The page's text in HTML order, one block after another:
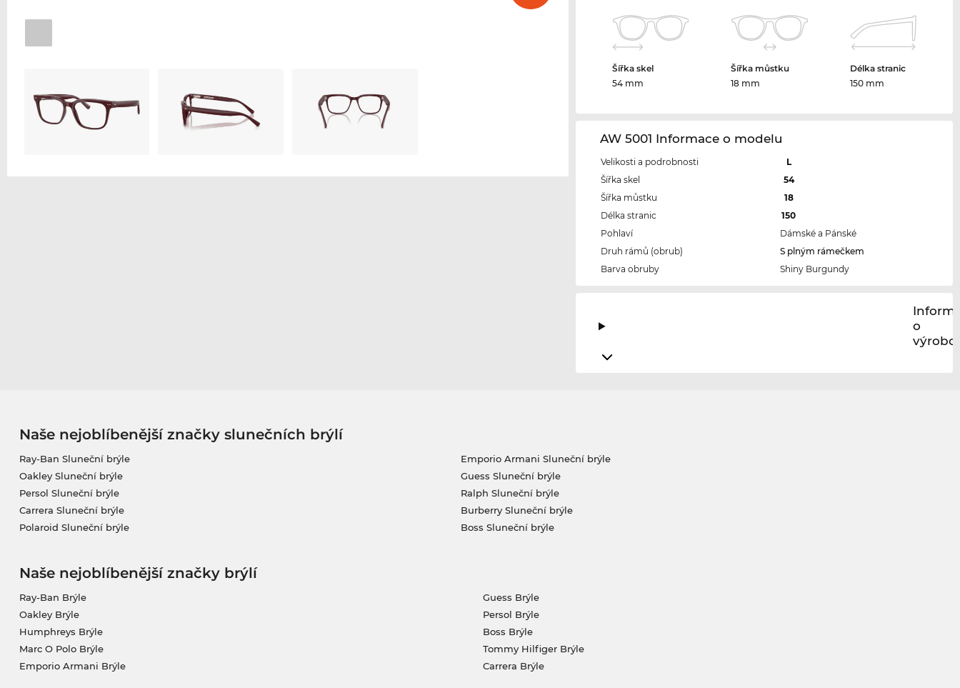
Šířka skel
54 mm
Šířka můstku
18 mm
Délka stranic
150 mm
AW 5001 Informace o modelu
Velikosti a podrobnosti
L
Šířka skel
54
Šířka můstku
18
Délka stranic
150
Pohlaví
Dámské a Pánské
Druh rámů (obrub)
S plným rámečkem
Barva obruby
Shiny Burgundy
o
výrobci
Naše nejoblíbenější značky slunečních brýlí
Ray-Ban Sluneční brýle
Oakley Sluneční brýle
Persol Sluneční brýle
Carrera Sluneční brýle
Polaroid Sluneční brýle
Emporio Armani Sluneční brýle
Guess Sluneční brýle
Ralph Sluneční brýle
Burberry Sluneční brýle
Boss Sluneční brýle
Naše nejoblíbenější značky brýlí
Ray-Ban Brýle
Oakley Brýle
Humphreys Brýle
Marc O Polo Brýle
Emporio Armani Brýle
Guess Brýle
Persol Brýle
Boss Brýle
Tommy Hilfiger Brýle
Carrera Brýle